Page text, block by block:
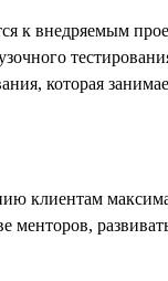
к внедряемым
которая
клиентам